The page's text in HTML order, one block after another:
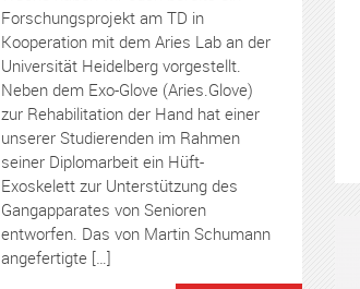
Forschungsprojekt am TD in
Kooperation mit dem Aries Lab an der
Universität Heidelberg vorgestellt.
Neben dem Exo-Glove (Aries.Glove)
zur Rehabilitation der Hand hat einer
unserer Studierenden im Rahmen
seiner Diplomarbeit ein Hüft-
Exoskelett zur Unterstützung des
Gangapparates von Senioren
entworfen. Das von Martin Schumann
angefertigte […]